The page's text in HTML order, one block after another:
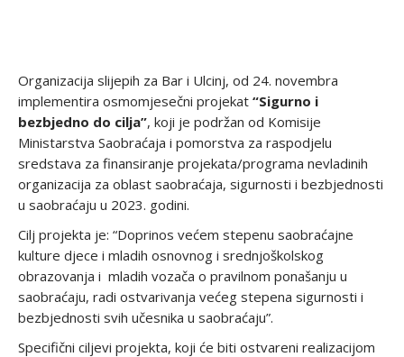
Organizacija slijepih za Bar i Ulcinj, od 24. novembra
implementira osmomjesečni projekat “Sigurno i
bezbjedno do cilja”, koji je podržan od Komisije
Ministarstva Saobraćaja i pomorstva za raspodjelu
sredstava za finansiranje projekata/programa nevladinih
organizacija za oblast saobraćaja, sigurnosti i bezbjednosti
u saobraćaju u 2023. godini.
Cilj projekta je: “Doprinos većem stepenu saobraćajne
kulture djece i mladih osnovnog i srednjoškolskog
obrazovanja i mladih vozača o pravilnom ponašanju u
saobraćaju, radi ostvarivanja većeg stepena sigurnosti i
bezbjednosti svih učesnika u saobraćaju”.
Specifični ciljevi projekta, koji će biti ostvareni realizacijom